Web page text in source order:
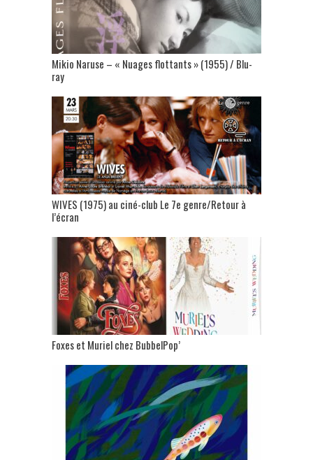
Mikio Naruse – « Nuages flottants » (1955) / Blu-
ray
WIVES (1975) au ciné-club Le 7e genre/Retour à
l’écran
Foxes et Muriel chez BubbelPop’